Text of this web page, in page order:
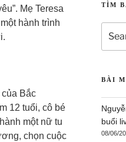
Mẹ Teresa
hành trình
của Bắc
12 tuổi, cô bé
một nữ tu
chọn cuộc
TÌM
BÀI
buổi
08/06/